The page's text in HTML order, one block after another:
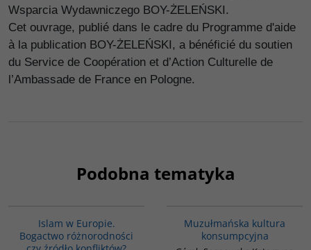
Wsparcia Wydawniczego BOY-ŻELEŃSKI.
Cet ouvrage, publié dans le cadre du Programme d'aide
à la publication BOY-ŻELEŃSKI, a bénéficié du soutien
du Service de Coopération et d’Action Culturelle de
l’Ambassade de France en Pologne.
Podobna tematyka
Islam w Europie.
Bogactwo różnorodności
Muzułmańska kultura
konsumpcyjna